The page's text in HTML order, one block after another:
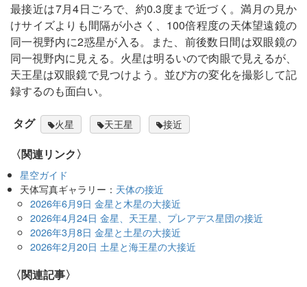
最接近は7月4日ごろで、約0.3度まで近づく。満月の見か
けサイズよりも間隔が小さく、100倍程度の天体望遠鏡の
同一視野内に2惑星が入る。また、前後数日間は双眼鏡の
同一視野内に見える。火星は明るいので肉眼で見えるが、
天王星は双眼鏡で見つけよう。並び方の変化を撮影して記
録するのも面白い。
タグ 火星 天王星 接近
〈関連リンク〉
星空ガイド
天体写真ギャラリー： 天体の接近
2026年6月9日 金星と木星の大接近
2026年4月24日 金星、天王星、プレアデス星団の接近
2026年3月8日 金星と土星の大接近
2026年2月20日 土星と海王星の大接近
関連記事